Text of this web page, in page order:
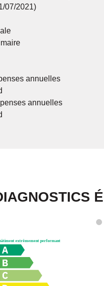
07/2021)
annuelles
annuelles